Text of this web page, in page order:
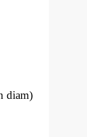
diam)